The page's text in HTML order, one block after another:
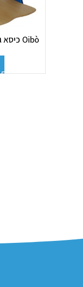
Oibò כיסא גן רב תמיכות מתכוונן אויבו